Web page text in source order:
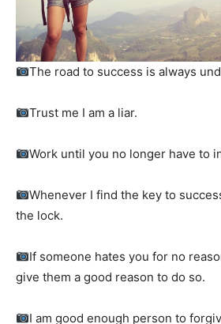
The road to success is always
Trust me I am a liar.
Work until you no longer have to
Whenever I find the key to
the lock.
If someone hates you for no
give them a good reason to do so.
I am good enough person to